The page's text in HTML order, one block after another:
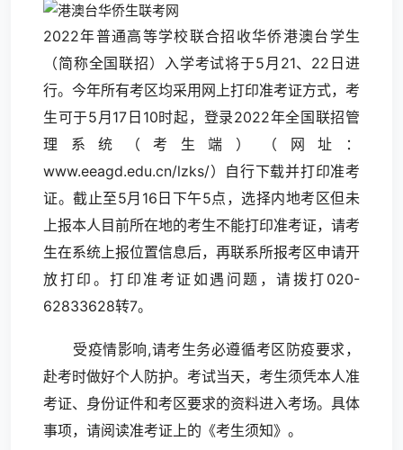
2022年普通高等学校联合招收华侨港澳台学生
（简称全国联招）入学考试将于5月21、22日进
行。今年所有考区均采用网上打印准考证方式，考
生可于5月17日10时起，登录2022年全国联招管
理系统（考生端）（网址：
www.eeagd.edu.cn/lzks/）自行下载并打印准考
证。截止至5月16日下午5点，选择内地考区但未
上报本人目前所在地的考生不能打印准考证，请考
生在系统上报位置信息后，再联系所报考区申请开
放打印。打印准考证如遇问题，请拨打020-
62833628转7。
受疫情影响,请考生务必遵循考区防疫要求，
赴考时做好个人防护。考试当天，考生须凭本人准
考证、身份证件和考区要求的资料进入考场。具体
事项，请阅读准考证上的《考生须知》。